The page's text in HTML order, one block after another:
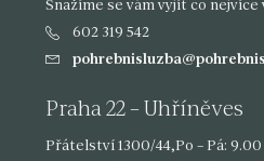
Snažíme se vám vyjít co
602 319 542
Praha 22 – Uhříněves
Přátelství 1300/44,Po – Pá: